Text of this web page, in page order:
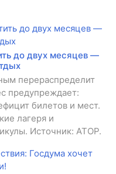
до двух месяцев —
перераспределит
предупреждает:
билетов и мест.
лагеря и
Источник: АТОР.